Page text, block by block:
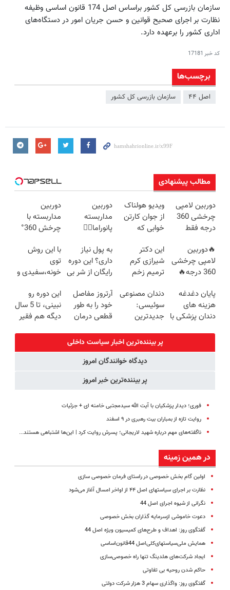
سازمان بازرسی کل کشور براساس اصل 174 قانون اساسی وظیفه
نظارت بر اجرای صحیح قوانین و حسن جریان امور در دستگاه‌های
اداری کشور را برعهده دارد.
کد خبر 17181
برچسب‌ها
اصل ۴۴ سازمان بازرسی کل کشور
مطالب پیشنهادی
دوربین لامپی
چرخشی 360
درجه فقط
🔥 پرداخت
درب منزل
ویدیو هولناک
از جوان کارتن
خوابی که
آموزش رایگان
دوربین
مداربسته
پانوراما👈🏻
360°و سازگار با
اندروید و ios
دوربین
مداربسته با
چرخش 360°
(ضمانت
تعویض +
پرداخت درب
🔥دوربین
لامپی چرخشی
360 درجه🔥
منزل + گارانتی
تعویض
این دکتر
شیرازی کرم
ترمیم زخم
ساخت!!!
به پول نیاز
داری؟ این دوره
رایگان از شر بی
میکنه
با این روش
توی
خونه،سفیدی و
برگردون
(40%off)
پایان دغدغه
هزینه های
دندان پزشکی با
دندان مصنوعی
سوئیسی:
جدیدترین
سبک و مقاوم |
پرداخت قسطی
آرتروز مفاصل
خود را به طور
قطعی درمان
◗پرسش‌نامه◖
این دوره رو
نبینی، تا 5 سال
دیگه هم فقیر
نام کن
پر بیننده‌ترین اخبار سیاست داخلی
دیدگاه خوانندگان امروز
پر بیننده‌ترین خبر امروز
فوری؛ دیدار پزشکیان با آیت الله سیدمجتبی خامنه ای + جزئیات
روایت تازه از بمباران بیت رهبری در ۹ اسفند
ناگفته‌های مهم درباره شهید لاریجانی؛ پسرش روایت کرد | این‌ها اشتباهی هستند...
در همین زمینه
اولین گام بخش خصوصی در راستای فرمان خصوصی سازی
نظارت بر اجرای سیاستهای اصل ‪ ۴۴‬از اواخر امسال آغاز می‌شود
نگرانی از شیوه اجرای اصل 44
دعوت خاموشی ازسرمایه گذاران بخش خصوصی
گفتگوی روز: اهداف و طرح‌های کمیسیون ویژه اصل 44
همایش ملی‌سیاستهای‌کلی‌اصل 44قانون‌اساسی
ایجاد شرکت‌های هلدینگ تنها راه خصوصی‌سازی
حاکم شدن روحیه بی تفاوتی
گفتگوی روز: واگذاری سهام 3 هزار شرکت دولتی